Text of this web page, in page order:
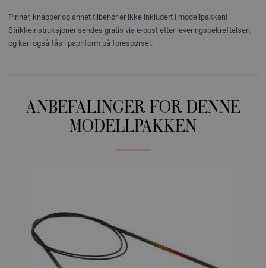
Pinner, knapper og annet tilbehør er ikke inkludert i modellpakken!
Strikkeinstruksjoner sendes gratis via e-post etter leveringsbekreftelsen,
og kan også fås i papirform på forespørsel.
ANBEFALINGER FOR DENNE
MODELLPAKKEN